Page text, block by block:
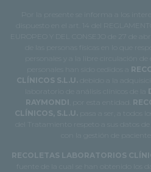
Por la presente se informa a los
dispuesto en el art. 14 del
EUROPEO Y DEL CONSEJO de 27 de
de las personas físicas en lo que
personales y a la libre circulación de
CLÍNICOS S.L.U.
debido a la
laboratorio de análisis clínicos de la
RAYMONDI , por esta entidad.
CLÍNICOS, S.L.U.
pasa a ser, a todos
del Tratamiento respeto a sus datos
con la gestión de
RECOLETAS LABORATORIOS
fuente de la cual se han obtenido los